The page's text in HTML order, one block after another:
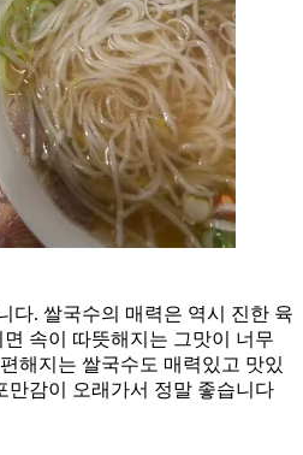
다. 쌀국수의 매력은 역시 진한 육
속이 따뜻해지는 그맛이 너무
해지는 쌀국수도 매력있고 맛있
만감이 오래가서 정말 좋습니다